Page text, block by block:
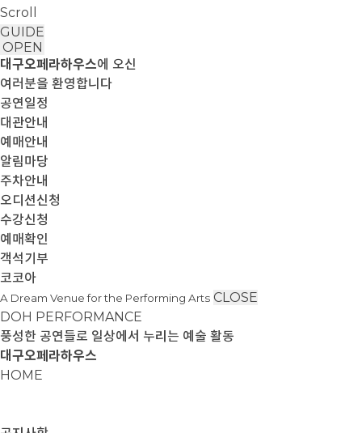
Scroll
GUIDE
OPEN
대구오페라하우스에 오신
여러분을 환영합니다
공연일정
대관안내
예매안내
알림마당
주차안내
오디션신청
수강신청
예매확인
객석기부
코코아
A Dream Venue for the Performing Arts CLOSE
DOH PERFORMANCE
풍성한 공연들로 일상에서 누리는 예술 활동
대구오페라하우스
HOME